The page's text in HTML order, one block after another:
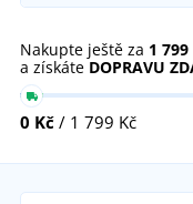
Nakupte ještě za 1 799
a získáte DOPRAVU
0 Kč / 1 799 Kč